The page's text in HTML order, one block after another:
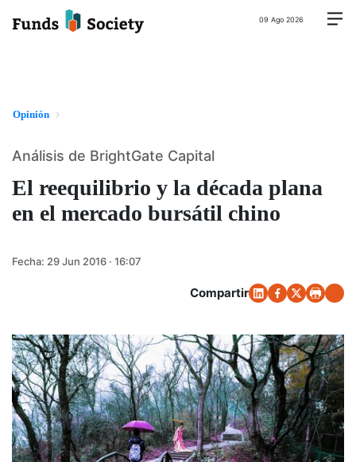
09 Ago 2026
Opinión
El reequilibrio y la década plana
en el mercado bursátil chino
Análisis de BrightGate Capital
Fecha: 29 Jun 2016 · 16:07
Compartir